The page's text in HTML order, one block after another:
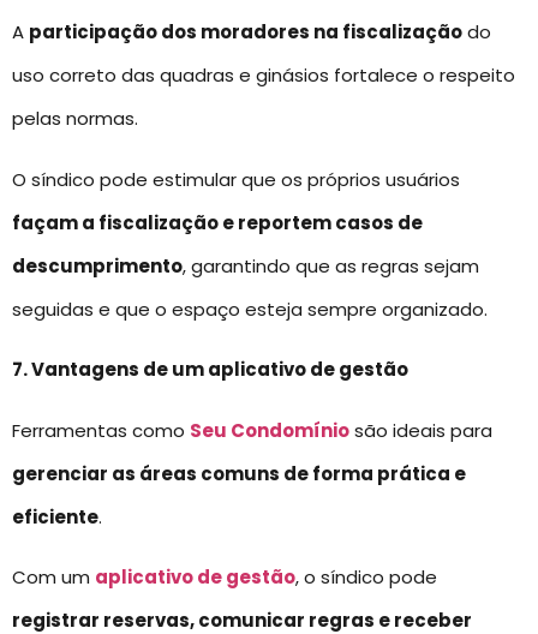
A participação dos moradores na fiscalizaçãodo
uso correto das quadras e ginásios fortalece o respeito
pelas normas.
O síndico pode estimular que os próprios usuários
façam a fiscalização e reportem casos de
descumprimento, garantindo que as regras sejam
seguidas e que o espaço esteja sempre organizado.
7. Vantagens de um aplicativo de gestão
Ferramentas como Seu Condomíniosão ideais para
gerenciar as áreas comuns de forma prática e
eficiente.
Com um aplicativo de gestão, o síndico pode
registrar reservas, comunicar regras e receber